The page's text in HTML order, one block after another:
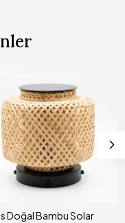
Doğal Bambu Solar